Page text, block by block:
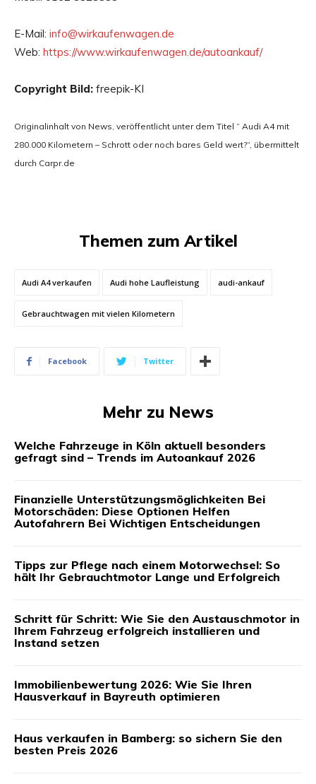
E-Mail: info@wirkaufenwagen.de
Web: https://www.wirkaufenwagen.de/autoankauf/
Copyright Bild: freepik-KI
Originalinhalt von News, veröffentlicht unter dem Titel “ Audi A4 mit
280.000 Kilometern – Schrott oder noch bares Geld wert?“, übermittelt
durch Carpr.de
Themen zum Artikel
Audi A4 verkaufen Audi hohe Laufleistung audi-ankauf
Gebrauchtwagen mit vielen Kilometern
Facebook Twitter
Mehr zu News
Welche Fahrzeuge in Köln aktuell besonders
gefragt sind – Trends im Autoankauf 2026
Finanzielle Unterstützungsmöglichkeiten Bei
Motorschäden: Diese Optionen Helfen
Autofahrern Bei Wichtigen Entscheidungen
Tipps zur Pflege nach einem Motorwechsel: So
hält Ihr Gebrauchtmotor Lange und Erfolgreich
Schritt für Schritt: Wie Sie den Austauschmotor in
Ihrem Fahrzeug erfolgreich installieren und
Instand setzen
Immobilienbewertung 2026: Wie Sie Ihren
Hausverkauf in Bayreuth optimieren
Haus verkaufen in Bamberg: so sichern Sie den
besten Preis 2026